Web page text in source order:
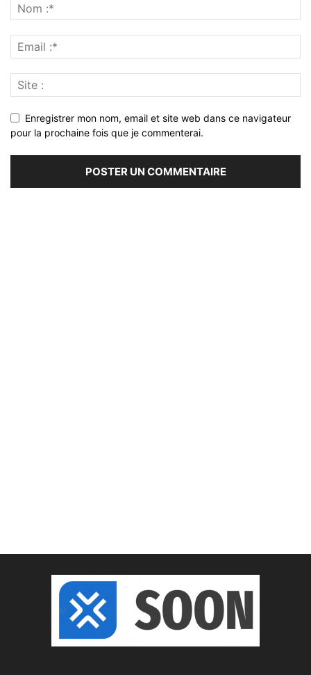
Enregistrer mon nom, email et site web dans ce navigateur
pour la prochaine fois que je commenterai.